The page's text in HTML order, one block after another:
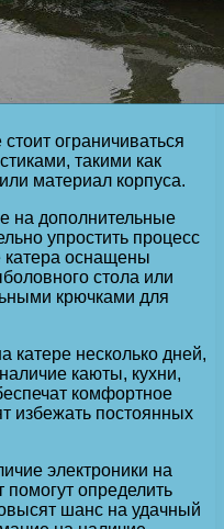
ограничиваться
такими как
материал корпуса.
на дополнительные
упростить процесс
оснащены
стола или
крючками для
катере несколько дней,
каюты, кухни,
комфортное
избежать постоянных
электроники на
помогут определить
шанс на удачный